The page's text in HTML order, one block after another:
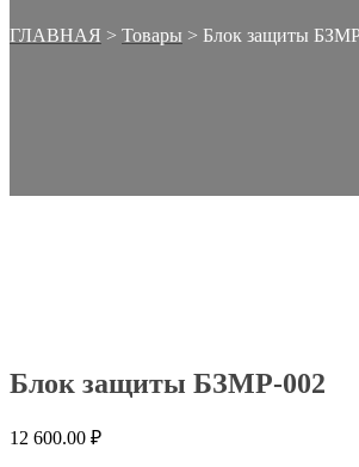
ГЛАВНАЯ > Товары > Блок защиты
Блок защиты БЗМР-002
12 600.00 ₽